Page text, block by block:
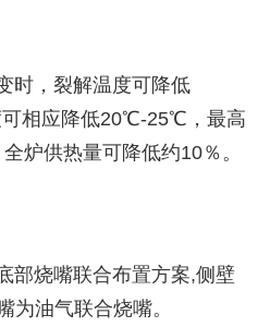
时，裂解温度可降低
相应降低20℃-25℃，最高
炉供热量可降低约10％。
部烧嘴联合布置方案,侧壁
为油气联合烧嘴。